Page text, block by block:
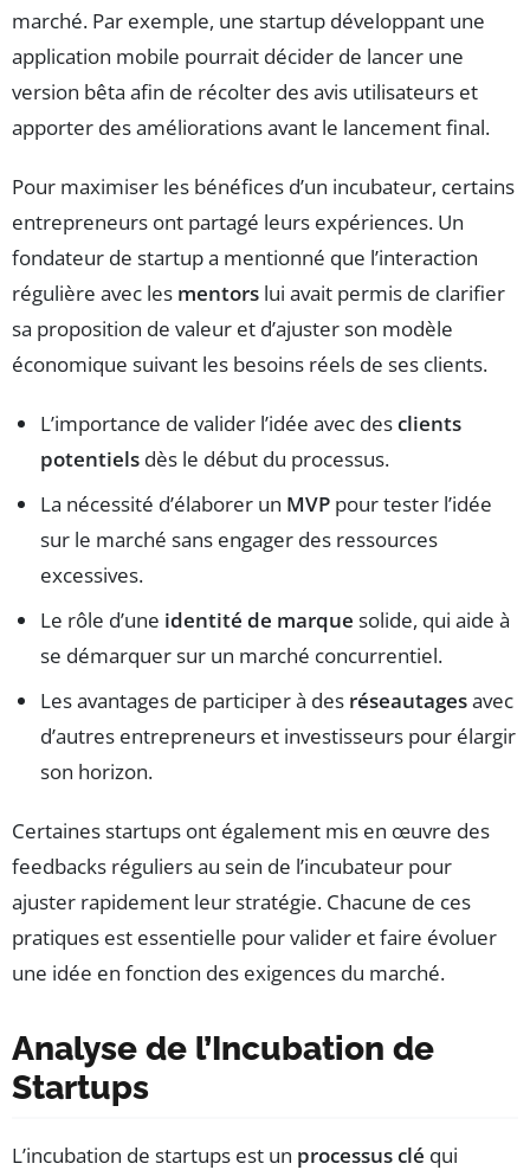
marché. Par exemple, une startup développant une
application mobile pourrait décider de lancer une
version bêta afin de récolter des avis utilisateurs et
apporter des améliorations avant le lancement final.
Pour maximiser les bénéfices d’un incubateur, certains
entrepreneurs ont partagé leurs expériences. Un
fondateur de startup a mentionné que l’interaction
régulière avec les mentors lui avait permis de clarifier
sa proposition de valeur et d’ajuster son modèle
économique suivant les besoins réels de ses clients.
L’importance de valider l’idée avec desclients
potentiels dès le début du processus.
La nécessité d’élaborer un MVP pour tester l’idée
sur le marché sans engager des ressources
excessives.
Le rôle d’une identité de marque solide, qui aide à
se démarquer sur un marché concurrentiel.
Les avantages de participer à des réseautagesavec
d’autres entrepreneurs et investisseurs pour élargir
son horizon.
Certaines startups ont également mis en œuvre des
feedbacks réguliers au sein de l’incubateur pour
ajuster rapidement leur stratégie. Chacune de ces
pratiques est essentielle pour valider et faire évoluer
une idée en fonction des exigences du marché.
Analyse de l’Incubation de
Startups
L’incubation de startups est un processus clé qui